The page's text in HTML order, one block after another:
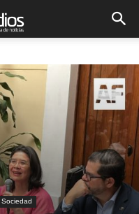
Sociedad